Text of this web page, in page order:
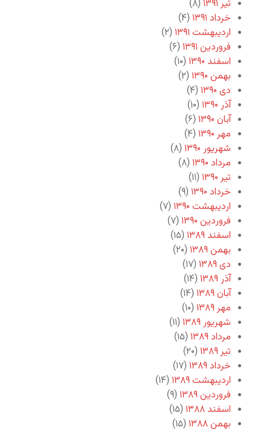
تیر ۱۳۹۱
(۸)
خرداد ۱۳۹۱
(۴)
اردیبهشت ۱۳۹۱
(۲)
فروردین ۱۳۹۱
(۶)
اسفند ۱۳۹۰
(۱۰)
بهمن ۱۳۹۰
(۲)
دی ۱۳۹۰
(۴)
آذر ۱۳۹۰
(۱۰)
آبان ۱۳۹۰
(۶)
مهر ۱۳۹۰
(۴)
شهریور ۱۳۹۰
(۸)
مرداد ۱۳۹۰
(۸)
تیر ۱۳۹۰
(۱۱)
خرداد ۱۳۹۰
(۹)
اردیبهشت ۱۳۹۰
(۷)
فروردین ۱۳۹۰
(۷)
اسفند ۱۳۸۹
(۱۵)
بهمن ۱۳۸۹
(۲۰)
دی ۱۳۸۹
(۱۷)
آذر ۱۳۸۹
(۱۴)
آبان ۱۳۸۹
(۱۴)
مهر ۱۳۸۹
(۱۰)
شهریور ۱۳۸۹
(۱۱)
مرداد ۱۳۸۹
(۱۵)
تیر ۱۳۸۹
(۲۰)
خرداد ۱۳۸۹
(۱۷)
اردیبهشت ۱۳۸۹
(۱۴)
فروردین ۱۳۸۹
(۹)
اسفند ۱۳۸۸
(۱۵)
بهمن ۱۳۸۸
(۱۵)